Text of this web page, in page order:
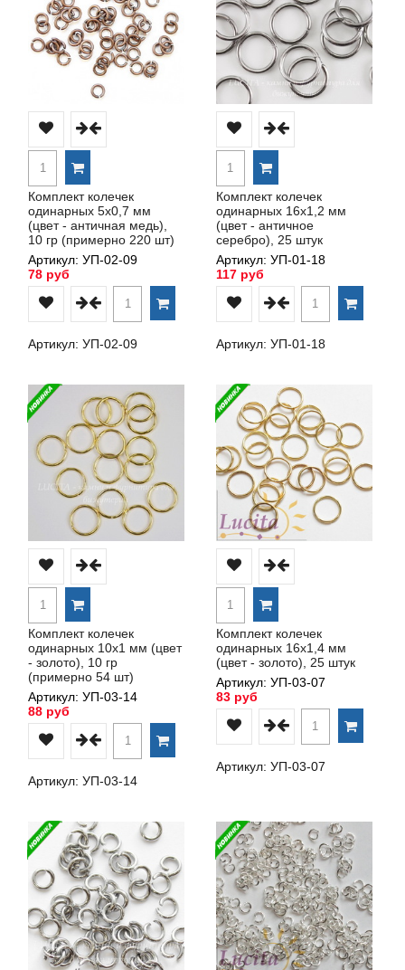
Комплект колечек
одинарных 5х0,7 мм
(цвет - античная медь),
10 гр (примерно 220 шт)
Артикул: УП-02-09
78 руб
Артикул: УП-02-09
Комплект колечек
одинарных 16х1,2 мм
(цвет - античное
серебро), 25 штук
Артикул: УП-01-18
117 руб
Артикул: УП-01-18
Комплект колечек
одинарных 10х1 мм (цвет
- золото), 10 гр
(примерно 54 шт)
Артикул: УП-03-14
88 руб
Артикул: УП-03-14
Комплект колечек
одинарных 16х1,4 мм
(цвет - золото), 25 штук
Артикул: УП-03-07
83 руб
Артикул: УП-03-07